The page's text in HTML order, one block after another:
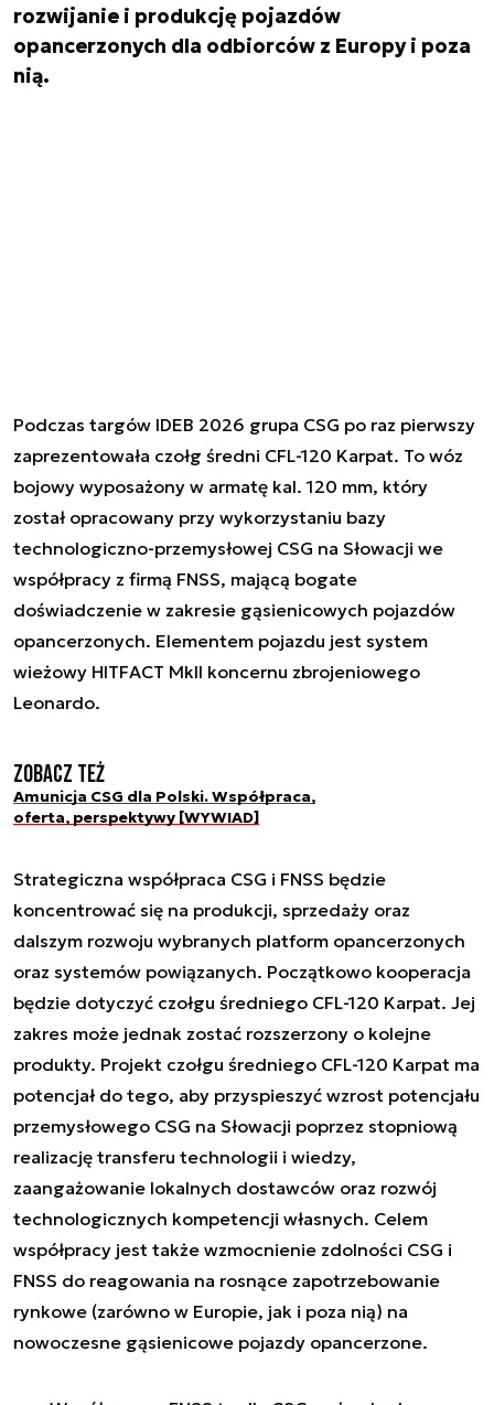
rozwijanie i produkcję pojazdów
opancerzonych dla odbiorców z Europy i poza
nią.
Podczas targów IDEB 2026 grupa CSG po raz pierwszy
zaprezentowała czołg średni CFL-120 Karpat. To wóz
bojowy wyposażony w armatę kal. 120 mm, który
został opracowany przy wykorzystaniu bazy
technologiczno-przemysłowej CSG na Słowacji we
współpracy z firmą FNSS, mającą bogate
doświadczenie w zakresie gąsienicowych pojazdów
opancerzonych. Elementem pojazdu jest system
wieżowy HITFACT MkII koncernu zbrojeniowego
Leonardo.
Zobacz też
Amunicja CSG dla Polski. Współpraca,
oferta, perspektywy [WYWIAD]
Strategiczna współpraca CSG i FNSS będzie
koncentrować się na produkcji, sprzedaży oraz
dalszym rozwoju wybranych platform opancerzonych
oraz systemów powiązanych. Początkowo kooperacja
będzie dotyczyć czołgu średniego CFL-120 Karpat. Jej
zakres może jednak zostać rozszerzony o kolejne
produkty. Projekt czołgu średniego CFL-120 Karpat ma
potencjał do tego, aby przyspieszyć wzrost potencjału
przemysłowego CSG na Słowacji poprzez stopniową
realizację transferu technologii i wiedzy,
zaangażowanie lokalnych dostawców oraz rozwój
technologicznych kompetencji własnych. Celem
współpracy jest także wzmocnienie zdolności CSG i
FNSS do reagowania na rosnące zapotrzebowanie
rynkowe (zarówno w Europie, jak i poza nią) na
nowoczesne gąsienicowe pojazdy opancerzone.